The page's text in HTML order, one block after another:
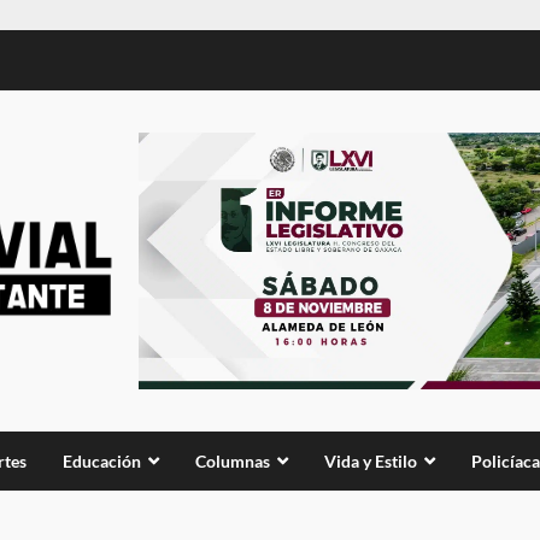
Educación Columnas Vida y Estilo Policíaca